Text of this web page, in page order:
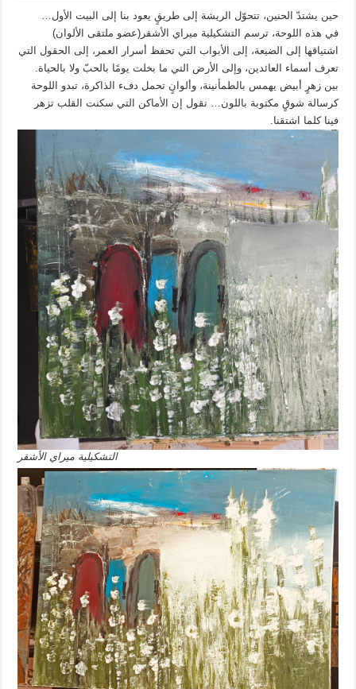
حين يشتدّ الحنين، تتحوّل الريشة إلى طريقٍ يعود بنا إلى البيت الأول…
في هذه اللوحة، ترسم التشكيلية ميراي الأشقر(عضو ملتقى الألوان)
اشتياقها إلى الضيعة، إلى الأبواب التي تحفظ أسرار العمر، إلى الحقول التي
تعرف أسماء العائدين، وإلى الأرض التي ما بخلت يومًا بالحبّ ولا بالحياة.
بين زهرٍ أبيض يهمس بالطمأنينة، وألوانٍ تحمل دفء الذاكرة، تبدو اللوحة
كرسالة شوقٍ مكتوبة باللون… تقول إن الأماكن التي سكنت القلب تزهر
فينا كلما اشتقنا.
التشكيلية ميراي الأشقر